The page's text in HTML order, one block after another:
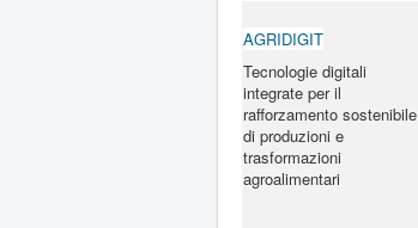
AGRIDIGIT
Tecnologie digitali
integrate per il
rafforzamento sostenibile
di produzioni e
trasformazioni
agroalimentari